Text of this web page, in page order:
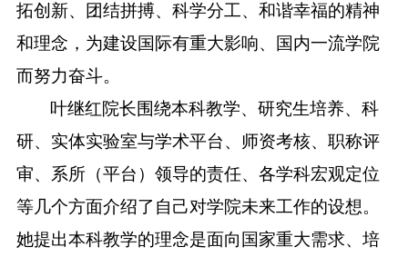
拓创新、团结拼搏、科学分工、和谐幸福的精神
和理念，为建设国际有重大影响、国内一流学院
而努力奋斗。
叶继红院长围绕本科教学、研究生培养、科
研、实体实验室与学术平台、师资考核、职称评
审、系所（平台）领导的责任、各学科宏观定位
等几个方面介绍了自己对学院未来工作的设想。
她提出本科教学的理念是面向国家重大需求、培